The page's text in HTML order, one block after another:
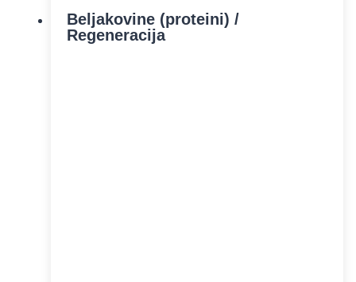
Beljakovine (proteini) /
Regeneracija